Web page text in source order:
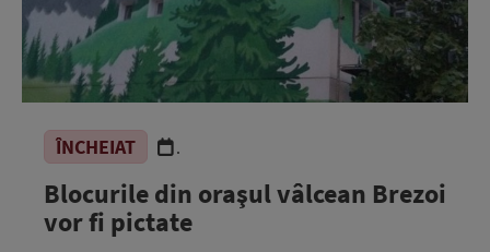
ÎNCHEIAT .
Blocurile din oraşul vâlcean Brezoi
vor fi pictate